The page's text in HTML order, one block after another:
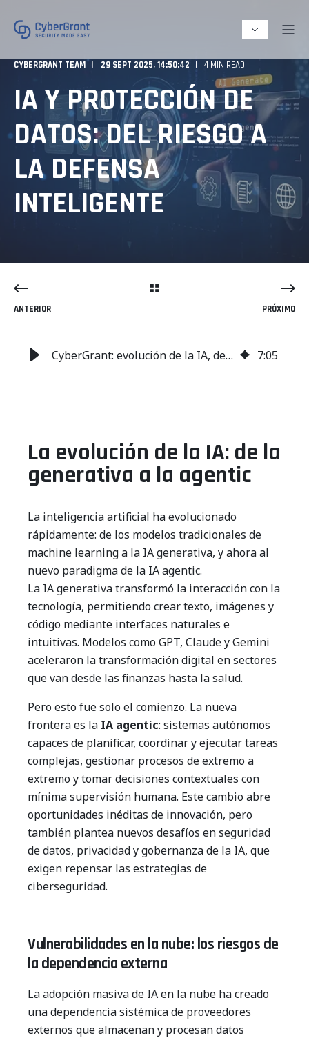
CYBERGRANT TEAM 29 SEPT 2025, 14:50:42 4 MIN READ
IA Y PROTECCIÓN DE
DATOS: DEL RIESGO A
LA DEFENSA
INTELIGENTE
ANTERIOR PRÓXIMO
CyberGrant: evolución de la IA, de generativa a agentic y segura 7:05
La evolución de la IA: de la
generativa a la agentic
La inteligencia artificial ha evolucionado
rápidamente: de los modelos tradicionales de
machine learning a la IA generativa, y ahora al
nuevo paradigma de la IA agentic.
La IA generativa transformó la interacción con la
tecnología, permitiendo crear texto, imágenes y
código mediante interfaces naturales e
intuitivas. Modelos como GPT, Claude y Gemini
aceleraron la transformación digital en sectores
que van desde las finanzas hasta la salud.
Pero esto fue solo el comienzo. La nueva
frontera es la IA agentic: sistemas autónomos
capaces de planificar, coordinar y ejecutar tareas
complejas, gestionar procesos de extremo a
extremo y tomar decisiones contextuales con
mínima supervisión humana. Este cambio abre
oportunidades inéditas de innovación, pero
también plantea nuevos desafíos en seguridad
de datos, privacidad y gobernanza de la IA, que
exigen repensar las estrategias de
ciberseguridad.
Vulnerabilidades en la nube: los riesgos de
la dependencia externa
La adopción masiva de IA en la nube ha creado
una dependencia sistémica de proveedores
externos que almacenan y procesan datos